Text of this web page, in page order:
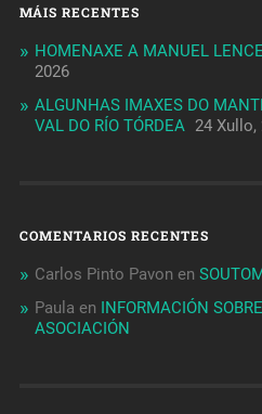
MÁIS RECENTES
HOMENAXE A MANUEL
2026
ALGUNHAS IMAXES DO
VAL DO RÍO TÓRDEA 24 Xullo,
COMENTARIOS RECENTES
Carlos Pinto Pavon en
Paula en INFORMACIÓN
ASOCIACIÓN